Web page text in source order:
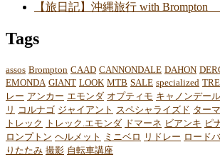
【旅日記】沖縄旅行 with Brompton
Tags
assos Brompton CAAD CANNONDALE DAHON
EMONDA GIANT LOOK MTB SALE specialized
レー アンカー エモンダ オプティモ キャノンデール
リ コルナゴ ジャイアント スペシャライズド ター
トレック
トレック.エモンダ ドマーネ ビアンキ ピ
ロンプトン ヘルメット ミニベロ リドレー ロード
りたたみ 撮影 自転車講座